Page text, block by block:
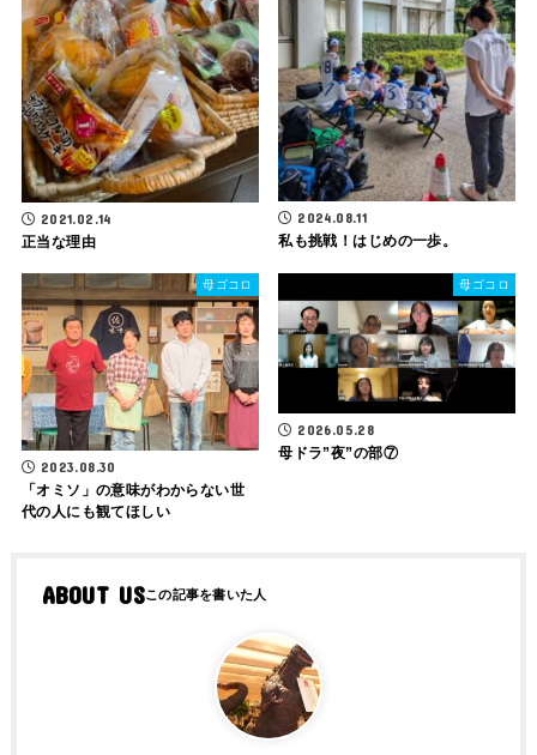
2021.02.14
正当な理由
2024.08.11
私も挑戦！はじめの一歩。
母ゴコロ
2023.08.30
「オミソ」の意味がわからない世
代の人にも観てほしい
母ゴコロ
2026.05.28
母ドラ”夜”の部⑦
ABOUT US